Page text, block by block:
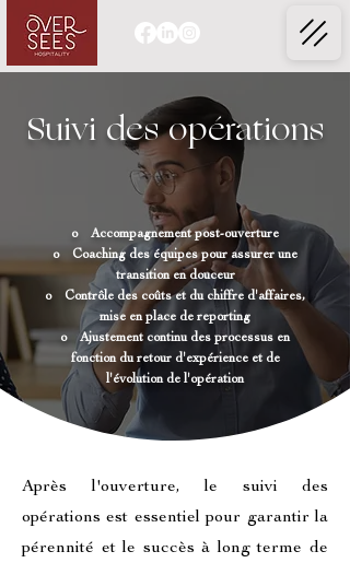
Suivi des opérations
o Accompagnement post-ouverture
o Coaching des équipes pour assurer une
transition en douceur
o Contrôle des coûts et du chiffre d'affaires,
mise en place de reporting
o Ajustement continu des processus en
fonction du retour d'expérience et de
l'évolution de l'opération
Après l'ouverture, le suivi des
opérations est essentiel pour garantir la
pérennité et le succès à long terme de